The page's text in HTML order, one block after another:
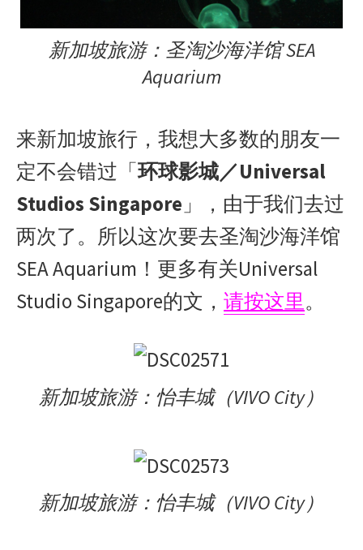
新加坡旅游：圣淘沙海洋馆 SEA
Aquarium
来新加坡旅行，我想大多数的朋友一
定不会错过「环球影城／Universal
Studios Singapore 」，由于我们去过
两次了。所以这次要去圣淘沙海洋馆
SEA Aquarium！更多有关Universal
Studio Singapore的文， 请按这里。
新加坡旅游：怡丰城（VIVO City）
新加坡旅游：怡丰城（VIVO City）